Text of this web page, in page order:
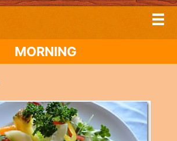
メ
MORNING